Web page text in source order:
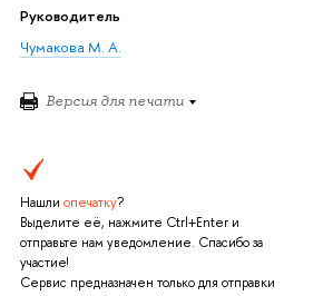
Руководитель
Чумакова М. А.
Версия для печати
Нашли опечатку?
Выделите её, нажмите Ctrl+Enter и
отправьте нам уведомление. Спасибо за
участие!
Сервис предназначен только для отправки